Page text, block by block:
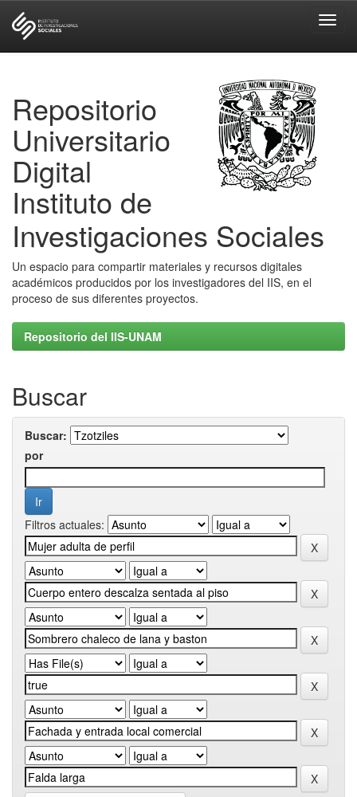
Repositorio
Universitario
Digital
Instituto de
Investigaciones Sociales
Un espacio para compartir materiales y recursos digitales
académicos producidos por los investigadores del IIS, en el
proceso de sus diferentes proyectos.
Repositorio del IIS-UNAM
Buscar
Buscar:
por
Filtros actuales: